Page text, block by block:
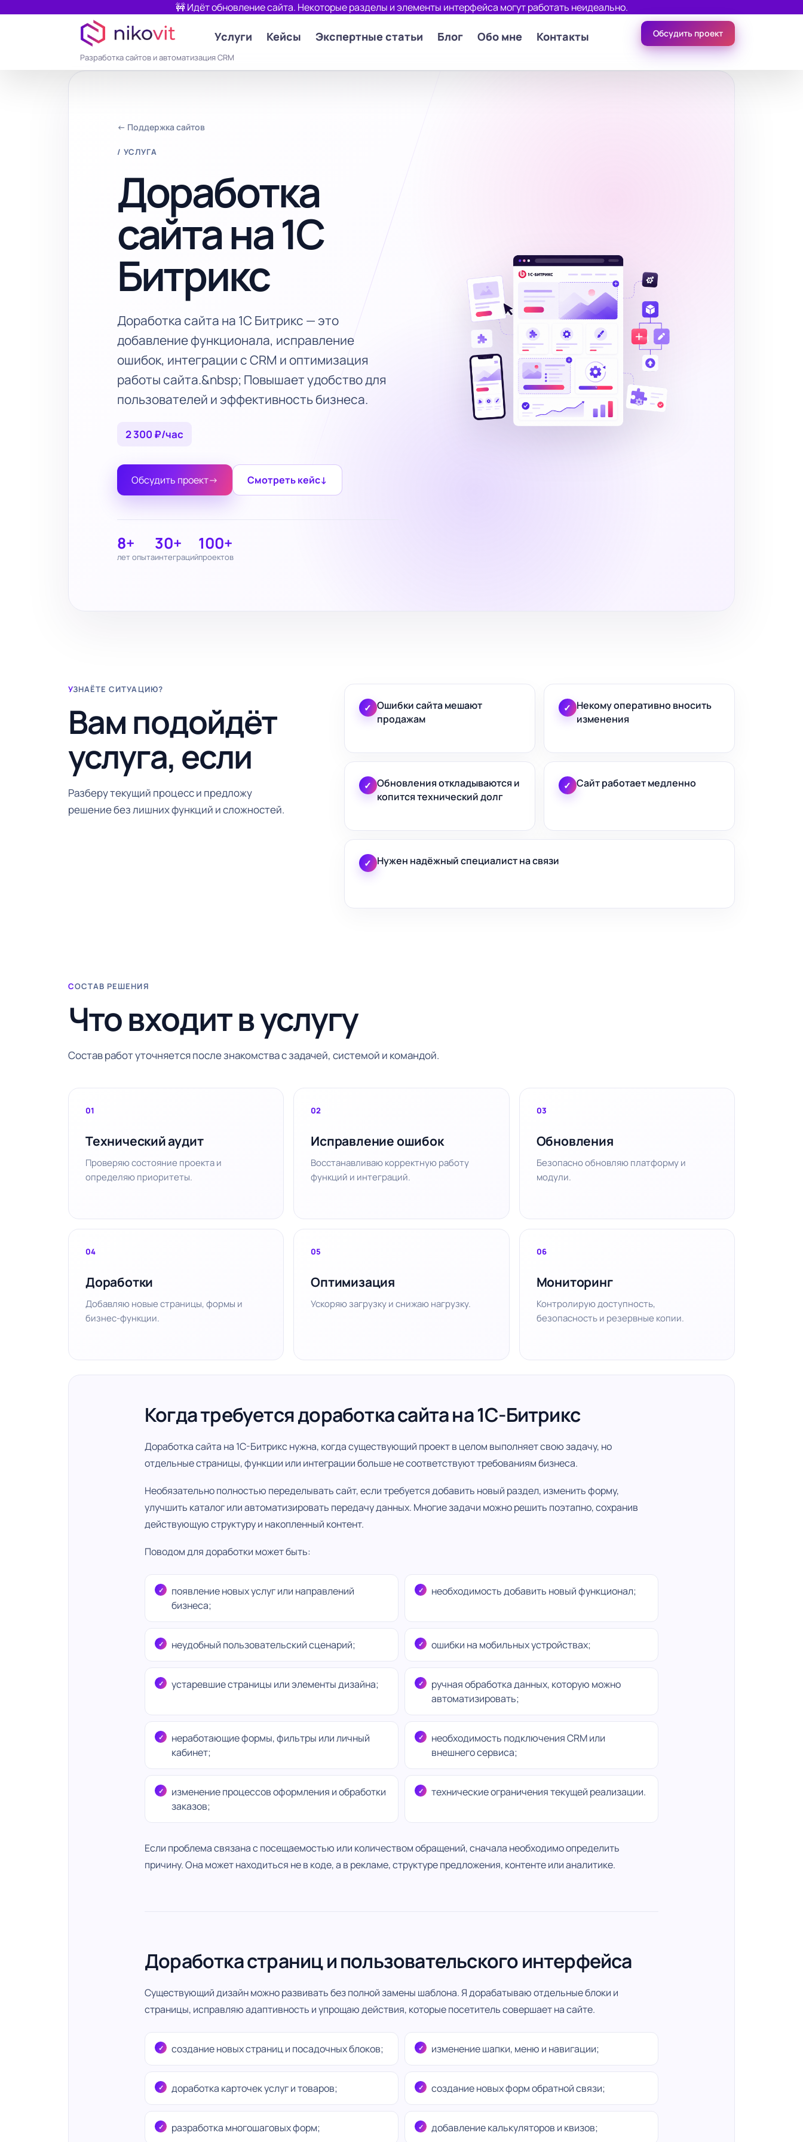
🚧 Идёт обновление сайта. Некоторые разделы и элементы интерфейса могут работать неидеально.
Услуги Кейсы Экспертные статьи Блог Обо мне Контакты Обсудить проект
Разработка сайтов и автоматизация CRM
← Поддержка сайтов
/ УСЛУГА
Доработка
сайта на 1С
Битрикс
Доработка сайта на 1С Битрикс — это
добавление функционала, исправление
ошибок, интеграции с CRM и оптимизация
работы сайта.&nbsp; Повышает удобство для
пользователей и эффективность бизнеса.
2 300 ₽/час
Обсудить проект→ Смотреть кейс↓
8+
лет опыта
30+
интеграций
100+
проектов
УЗНАЁТЕ СИТУАЦИЮ?
Вам подойдёт
услуга, если
Разберу текущий процесс и предложу
решение без лишних функций и сложностей.
✓ Ошибки сайта мешают
продажам
✓ Некому оперативно вносить
изменения
✓ Обновления откладываются и
копится технический долг
✓ Сайт работает медленно
✓ Нужен надёжный специалист на связи
СОСТАВ РЕШЕНИЯ
Что входит в услугу
Состав работ уточняется после знакомства с задачей, системой и командой.
01
Технический аудит
Проверяю состояние проекта и
определяю приоритеты.
02
Исправление ошибок
Восстанавливаю корректную работу
функций и интеграций.
03
Обновления
Безопасно обновляю платформу и
модули.
04
Доработки
Добавляю новые страницы, формы и
бизнес-функции.
05
Оптимизация
Ускоряю загрузку и снижаю нагрузку.
06
Мониторинг
Контролирую доступность,
безопасность и резервные копии.
Когда требуется доработка сайта на 1С-Битрикс
Доработка сайта на 1С-Битрикс нужна, когда существующий проект в целом выполняет свою задачу, но
отдельные страницы, функции или интеграции больше не соответствуют требованиям бизнеса.
Необязательно полностью переделывать сайт, если требуется добавить новый раздел, изменить форму,
улучшить каталог или автоматизировать передачу данных. Многие задачи можно решить поэтапно, сохранив
действующую структуру и накопленный контент.
Поводом для доработки может быть:
появление новых услуг или направлений
бизнеса;
необходимость добавить новый функционал;
неудобный пользовательский сценарий; ошибки на мобильных устройствах;
устаревшие страницы или элементы дизайна;
ручная обработка данных, которую можно
автоматизировать;
неработающие формы, фильтры или личный
кабинет;
необходимость подключения CRM или
внешнего сервиса;
изменение процессов оформления и обработки
заказов;
технические ограничения текущей реализации.
Если проблема связана с посещаемостью или количеством обращений, сначала необходимо определить
причину. Она может находиться не в коде, а в рекламе, структуре предложения, контенте или аналитике.
Доработка страниц и пользовательского интерфейса
Существующий дизайн можно развивать без полной замены шаблона. Я дорабатываю отдельные блоки и
страницы, исправляю адаптивность и упрощаю действия, которые посетитель совершает на сайте.
создание новых страниц и посадочных блоков; изменение шапки, меню и навигации;
доработка карточек услуг и товаров; создание новых форм обратной связи;
разработка многошаговых форм; добавление калькуляторов и квизов;